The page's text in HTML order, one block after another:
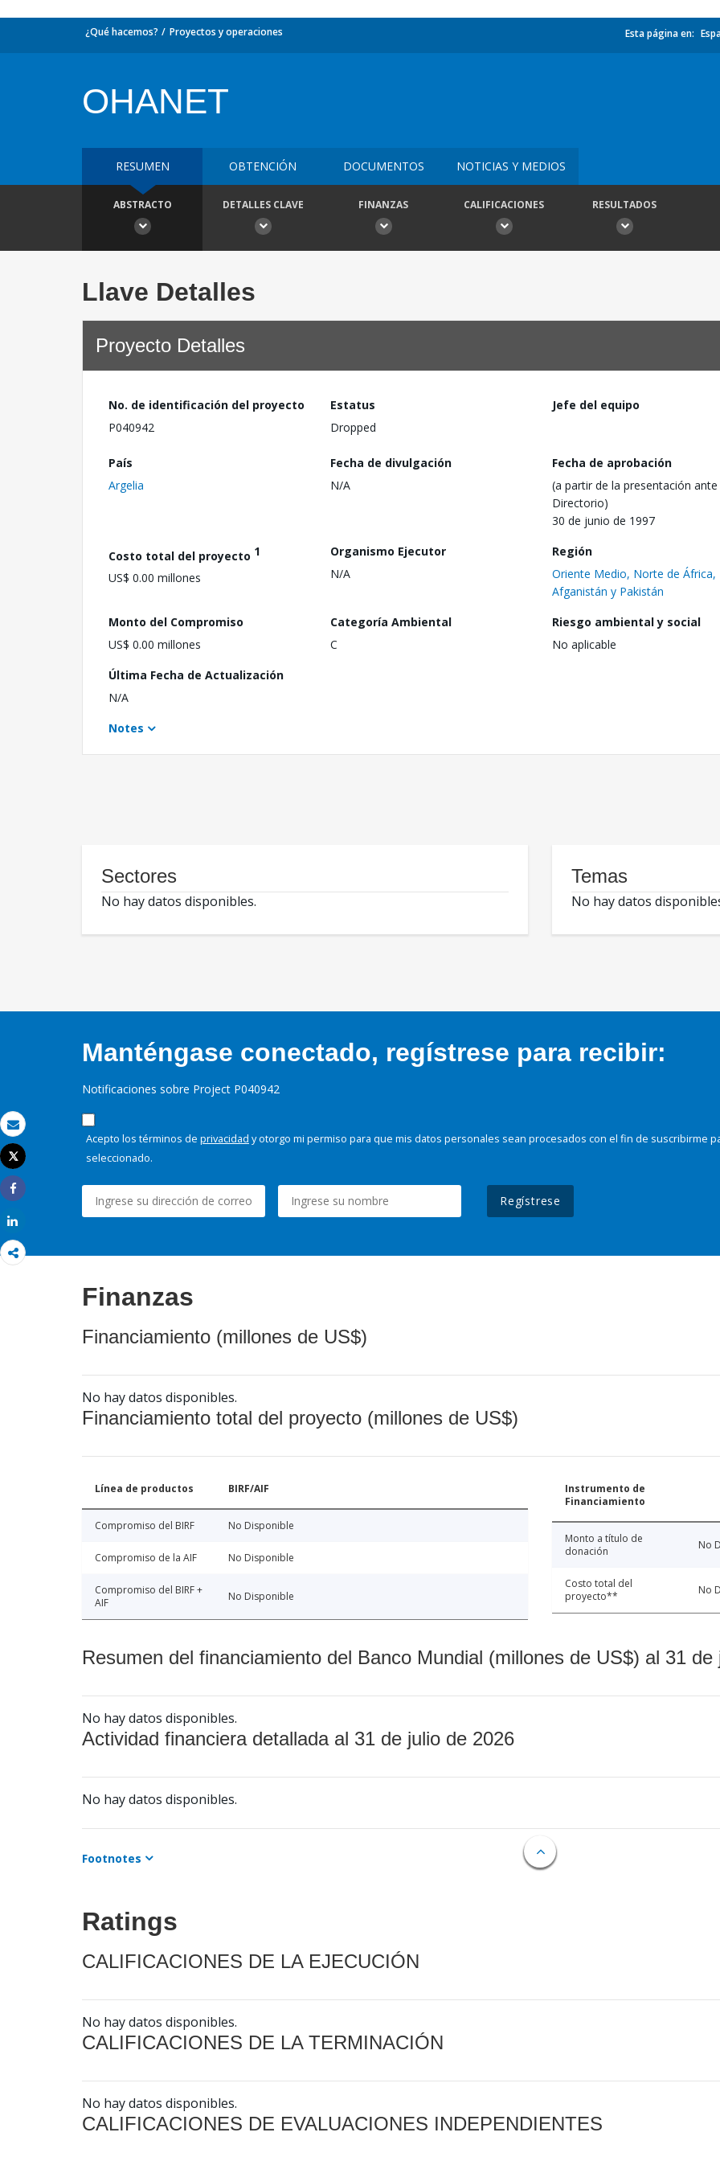
Correo electrónico
Imprimir
Tweet
Share
¿Qué hacemos? Proyectos y operaciones Esta página en:
OHANET
RESUMEN OBTENCIÓN DOCUMENTOS NOTICIAS Y MEDIOS
ABSTRACTO DETALLES CLAVE FINANZAS CALIFICACIONES RESULTADOS
Llave Detalles
Proyecto Detalles
No. de identificación del proyecto
P040942
Estatus
Dropped
Jefe del equipo
País
Argelia
Fecha de divulgación
N/A
Fecha de aprobación
(a partir de la presentación ante
Directorio)
30 de junio de 1997
Costo total del proyecto 1
US$ 0.00 millones
Organismo Ejecutor
N/A
Región
Oriente Medio, Norte de África,
Afganistán y Pakistán
Monto del Compromiso
US$ 0.00 millones
Categoría Ambiental
C
Riesgo ambiental y social
No aplicable
Última Fecha de Actualización
N/A
Notes
Sectores
No hay datos disponibles.
Temas
No hay datos
Manténgase conectado, regístrese para recibir:
Notificaciones sobre Project P040942
Acepto los términos de privacidad y otorgo mi permiso para que mis datos personales sean procesados con el fin de suscribirme
seleccionado.
Regístrese
Finanzas
Financiamiento (millones de US$)
No hay datos disponibles.
Financiamiento total del proyecto (millones de US$)
Línea de productos BIRF/AIF
Compromiso del BIRF No Disponible
Compromiso de la AIF No Disponible
Compromiso del BIRF +
AIF
No Disponible
Instrumento de
Financiamiento
Monto a título de
donación
No
Costo total del
proyecto**
No
Resumen del financiamiento del Banco Mundial (millones de US$) al 31 de
No hay datos disponibles.
Actividad financiera detallada al 31 de julio de 2026
No hay datos disponibles.
Footnotes
Ratings
CALIFICACIONES DE LA EJECUCIÓN
No hay datos disponibles.
CALIFICACIONES DE LA TERMINACIÓN
No hay datos disponibles.
CALIFICACIONES DE EVALUACIONES INDEPENDIENTES